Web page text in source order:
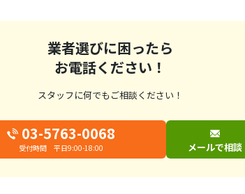
業者選びに困ったら
お電話ください！
スタッフに何でもご相談ください！
03-5763-0068
受付時間 平日9:00-18:00 メールで相談